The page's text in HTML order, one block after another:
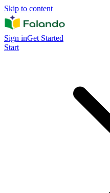
Skip to content
Sign inGet Started
Start